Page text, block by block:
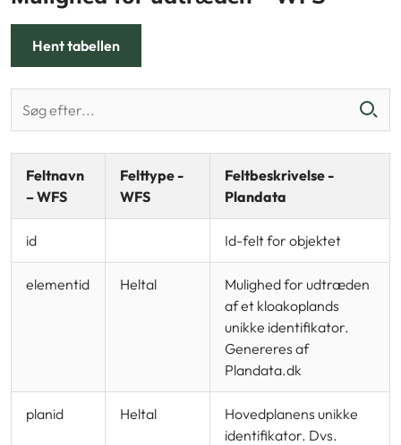
Hent tabellen
Feltnavn
– WFS
Felttype -
WFS
Feltbeskrivelse -
Plandata
id Id-felt for objektet
elementid Heltal
Mulighed for udtræden
af et kloakoplands
unikke identifikator.
Genereres af
Plandata.dk
planid Heltal
Hovedplanens unikke
identifikator. Dvs.